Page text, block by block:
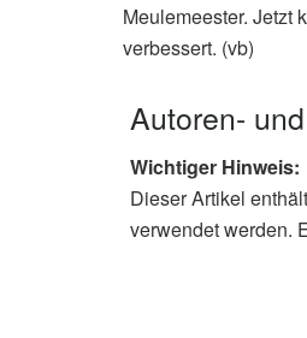
Meulemeester. Jetzt
verbessert. (vb)
Autoren-
Wichtiger Hinweis:
Dieser Artikel
verwendet werden.